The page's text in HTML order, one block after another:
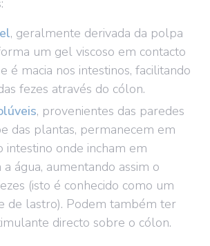
, geralmente derivada da polpa
um gel viscoso em contacto
é macia nos intestinos, facilitando
fezes através do cólon.
, provenientes das paredes
das plantas, permanecem em
intestino onde incham em
água, aumentando assim o
(isto é conhecido como um
de lastro). Podem também ter
directo sobre o cólon.